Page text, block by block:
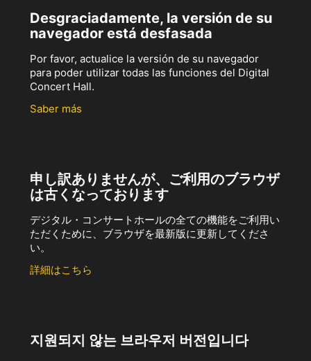
Desgraciadamente, la versión de su
navegador está desfasada
Por favor, actualice la versión de su navegador
para poder utilizar todas las funciones del Digital
Concert Hall.
Saber más
申し訳ありませんが、ご利用のブラウザ
は古くなっております
デジタル・コンサートホールの全ての機能をご利用い
ただくために、ブラウザを最新版に更新してくださ
い。
詳細はこちら
지원되지 않는 브라우저 버전입니다